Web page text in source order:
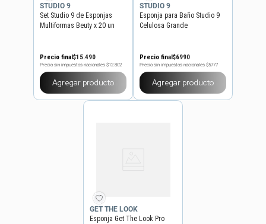
STUDIO 9
Set Studio 9 de Esponjas
Multiformas Beuty x 20 un
Precio final$15.490
Precio sin impuestos nacionales $12.802
Agregar producto
STUDIO 9
Esponja para Baño Studio 9
Celulosa Grande
Precio final$6990
Precio sin impuestos nacionales $5777
Agregar producto
GET THE LOOK
Esponja Get The Look Pro